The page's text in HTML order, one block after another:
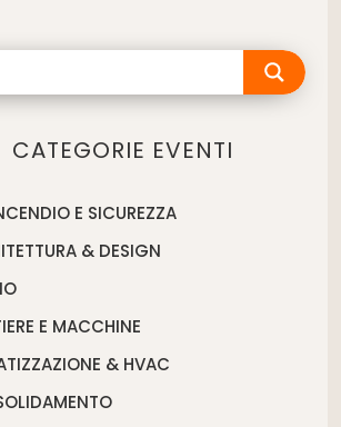
CATEGORIE EVENTI
E SICUREZZA
& DESIGN
E MACCHINE
& HVAC